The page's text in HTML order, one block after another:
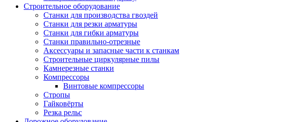
Строительное оборудование
Станки для производства гвоздей
Станки для резки арматуры
Станки для гибки арматуры
Станки правильно-отрезные
Аксессуары и запасные части к станкам
Строительные циркулярные пилы
Камнерезные станки
Компрессоры
Винтовые компрессоры
Стропы
Гайковёрты
Резка рельс